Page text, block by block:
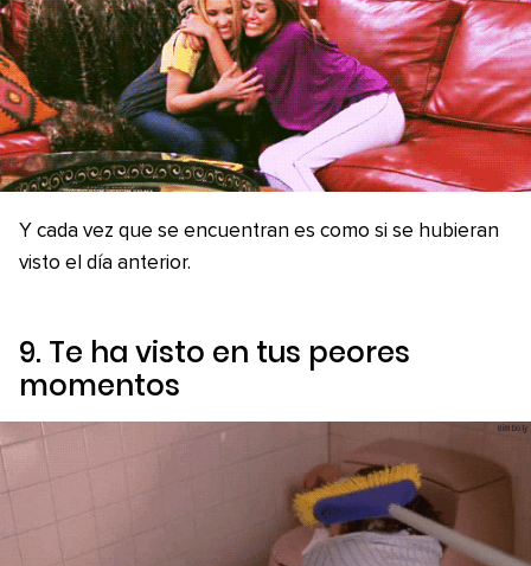
Y cada vez que se encuentran es como si se hubieran
visto el día anterior.
9. Te ha visto en tus peores
momentos